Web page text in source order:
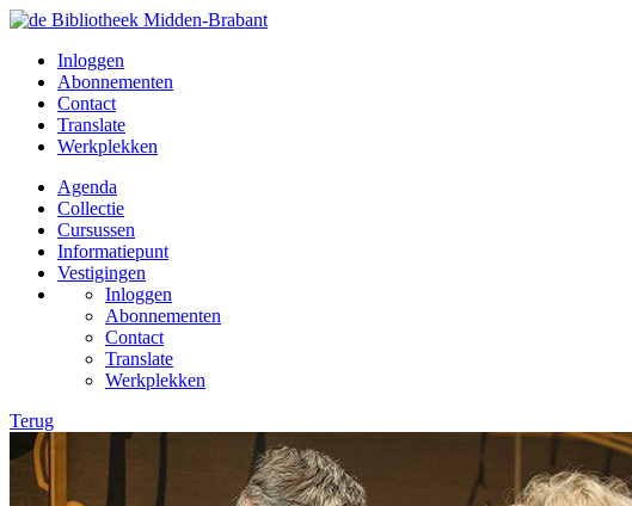
Inloggen
Abonnementen
Contact
Translate
Werkplekken
Agenda
Collectie
Cursussen
Informatiepunt
Vestigingen
Inloggen
Abonnementen
Contact
Translate
Werkplekken
Terug